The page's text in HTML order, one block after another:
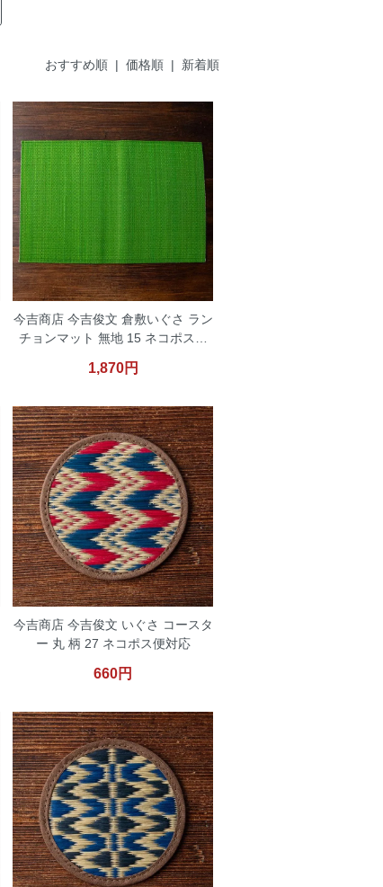
おすすめ順 | 価格順 | 新着順
今吉商店 今吉俊文 倉敷いぐさ ラン
チョンマット 無地 15 ネコポス便
1,870円
今吉商店 今吉俊文 いぐさ コースタ
ー 丸 柄 27 ネコポス便対応
660円